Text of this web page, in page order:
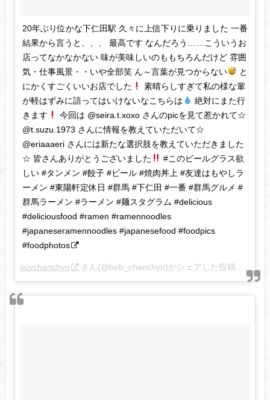
20年ぶり位かな下仁田駅 久々に上信下りに乗りました 一番
結果から言うと、、、 最高です なんだろう……こういうお
店ってなかなかない 味が美味しいのももちろんだけど 雰囲
気・仕事風景・・いや全部笑 ん～言葉が見つからない
と
にかくすごくいいお店でした
素晴らしすぎて私の様な輩
が軽はずみに語ってはいけないなこちらは
絶対にまた行
きます
今回は @seira.t.xoxo さんのpicを見て惹かれて☆
@t.suzu.1973 さんに情報を教えていただいて☆
@eriaaaeri さんには新たな選択肢を教えていただきました
☆ 皆さんありがとうございました
#このビールグラス欲
しい #タンメン #餃子 #ビール #焼肉丼上 #友達はもやしラ
ーメン #東陽軒定休日 #群馬 #下仁田 #一番 #群馬グルメ #
群馬ラーメン #ラーメン #麺スタグラム #delicious
#deliciousfood #ramen #ramennoodles
#japaneseramennoodles #japanesefood #foodpics
#foodphotos
vovchanchyn さん(@bob_chanchyn)がシェアした投稿 –